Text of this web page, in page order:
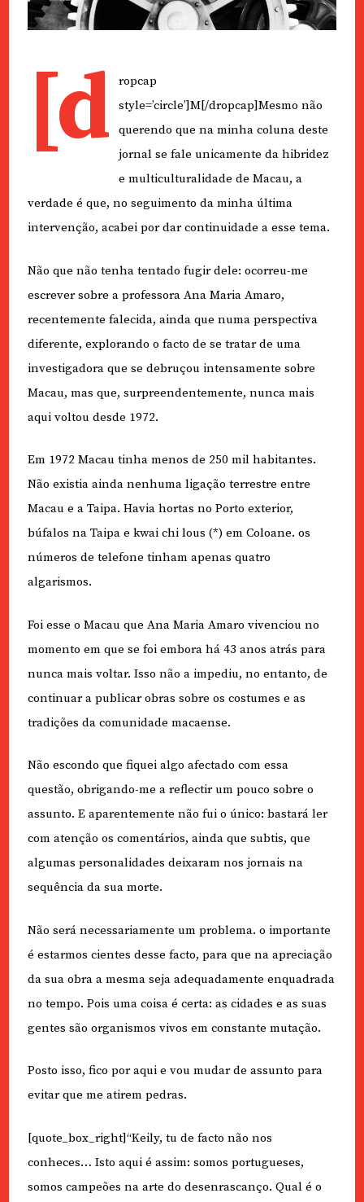
[d
ropcap
style=’circle’]M[/dropcap]Mesmo não
querendo que na minha coluna deste
jornal se fale unicamente da hibridez
e multiculturalidade de Macau, a
verdade é que, no seguimento da minha última
intervenção, acabei por dar continuidade a esse tema.
Não que não tenha tentado fugir dele: ocorreu-me
escrever sobre a professora Ana Maria Amaro,
recentemente falecida, ainda que numa perspectiva
diferente, explorando o facto de se tratar de uma
investigadora que se debruçou intensamente sobre
Macau, mas que, surpreendentemente, nunca mais
aqui voltou desde 1972.
Em 1972 Macau tinha menos de 250 mil habitantes.
Não existia ainda nenhuma ligação terrestre entre
Macau e a Taipa. Havia hortas no Porto exterior,
búfalos na Taipa e kwai chi lous (*) em Coloane. os
números de telefone tinham apenas quatro
algarismos.
Foi esse o Macau que Ana Maria Amaro vivenciou no
momento em que se foi embora há 43 anos atrás para
nunca mais voltar. Isso não a impediu, no entanto, de
continuar a publicar obras sobre os costumes e as
tradições da comunidade macaense.
Não escondo que fiquei algo afectado com essa
questão, obrigando-me a reflectir um pouco sobre o
assunto. E aparentemente não fui o único: bastará ler
com atenção os comentários, ainda que subtis, que
algumas personalidades deixaram nos jornais na
sequência da sua morte.
Não será necessariamente um problema. o importante
é estarmos cientes desse facto, para que na apreciação
da sua obra a mesma seja adequadamente enquadrada
no tempo. Pois uma coisa é certa: as cidades e as suas
gentes são organismos vivos em constante mutação.
Posto isso, fico por aqui e vou mudar de assunto para
evitar que me atirem pedras.
[quote_box_right]“Keily, tu de facto não nos
conheces… Isto aqui é assim: somos portugueses,
somos campeões na arte do desenrascanço. Qual é o